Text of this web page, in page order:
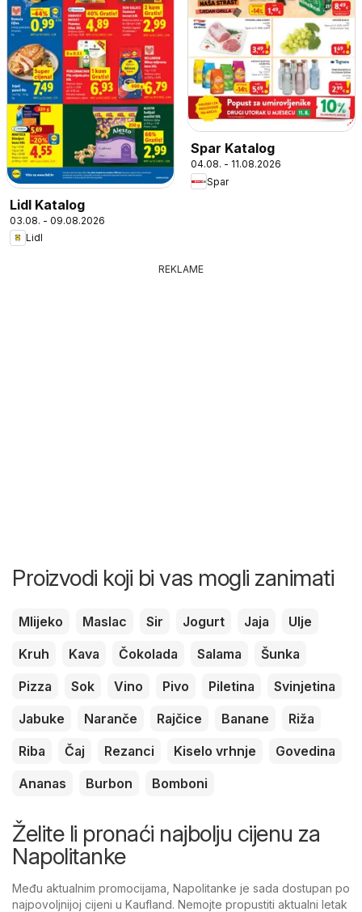
Lidl Katalog
03.08. - 09.08.2026
Lidl
Spar Katalog
04.08. - 11.08.2026
Spar
REKLAME
Proizvodi koji bi vas mogli zanimati
Mlijeko Maslac Sir Jogurt Jaja
Ulje
Kruh
Kava Čokolada Salama
Šunka
Pizza
Sok Vino Pivo Piletina
Svinjetina
Jabuke
Naranče Rajčice Banane
Riža
Riba
Čaj Rezanci Kiselo vrhnje
Govedina
Ananas
Burbon Bomboni
Želite li pronaći najbolju cijenu za
Napolitanke
Među aktualnim promocijama, Napolitanke je sada dostupan po
najpovoljnijoj cijeni u Kaufland. Nemojte propustiti aktualni letak